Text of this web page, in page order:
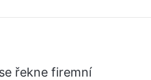
řekne firemní